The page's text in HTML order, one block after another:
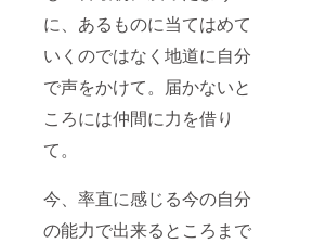
に、あるものに当てはめて
いくのではなく地道に自分
で声をかけて。届かないと
ころには仲間に力を借り
て。
今、率直に感じる今の自分
の能力で出来るところまで